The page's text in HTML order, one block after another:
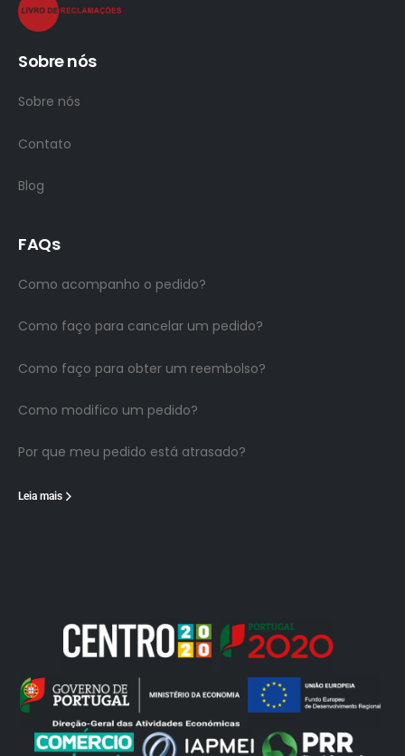
Sobre nós
Sobre nós
Contato
Blog
FAQs
Como acompanho o pedido?
Como faço para cancelar um pedido?
Como faço para obter um reembolso?
Como modifico um pedido?
Por que meu pedido está atrasado?
Leia mais